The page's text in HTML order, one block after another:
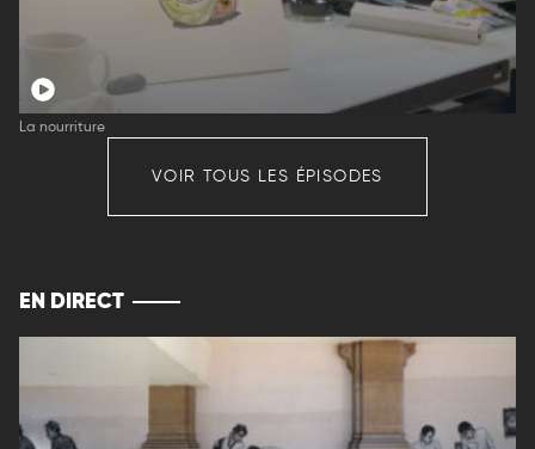
La nourriture
VOIR TOUS LES ÉPISODES
EN DIRECT